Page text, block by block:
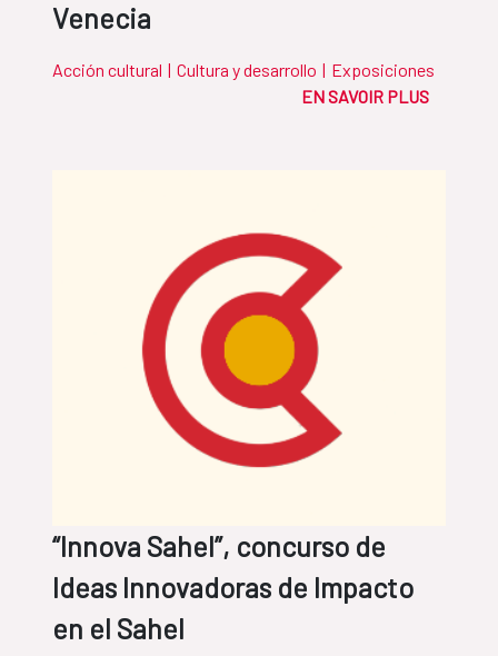
Venecia
Acción cultural | Cultura y desarrollo | Exposiciones
EN SAVOIR PLUS
“Innova Sahel”, concurso de
Ideas Innovadoras de Impacto
en el Sahel